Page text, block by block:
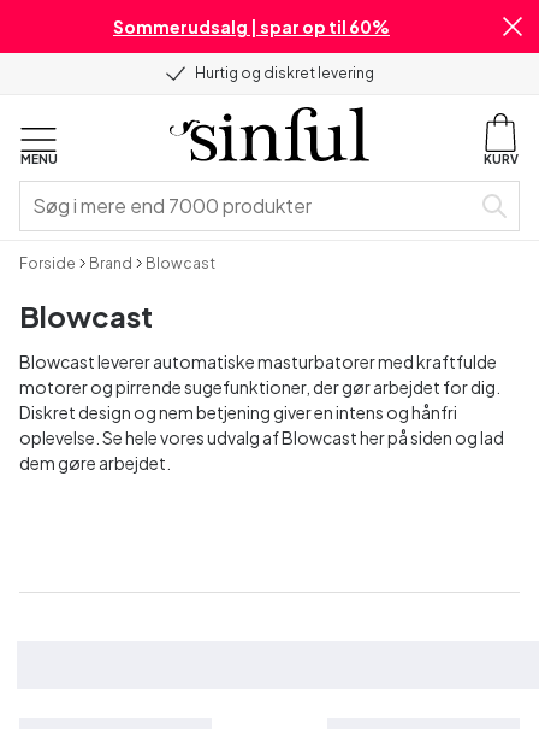
Sommerudsalg | spar op til 60%
Hurtig og diskret levering
MENU KURV
Forside Brand Blowcast
Blowcast
Blowcast leverer automatiske masturbatorer med kraftfulde
motorer og pirrende sugefunktioner, der gør arbejdet for dig.
Diskret design og nem betjening giver en intens og hånfri
oplevelse. Se hele vores udvalg af Blowcast her på siden og lad
dem gøre arbejdet.